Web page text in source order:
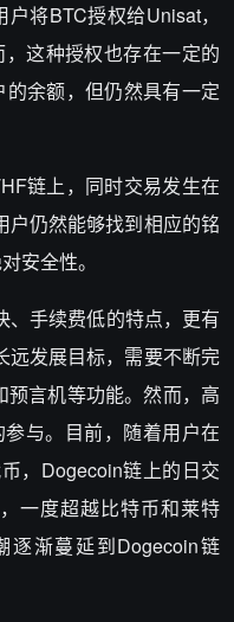
将BTC授权给Unisat，
这种授权也存在一定的
余额，但仍然具有一定
链上，同时交易发生在
仍然能够找到相应的铭
安全性。
手续费低的特点，更有
远发展目标，需要不断完
言机等功能。然而，高
与。目前，随着用户在
，Dogecoin链上的日交
一度超越比特币和莱特
逐渐蔓延到Dogecoin链